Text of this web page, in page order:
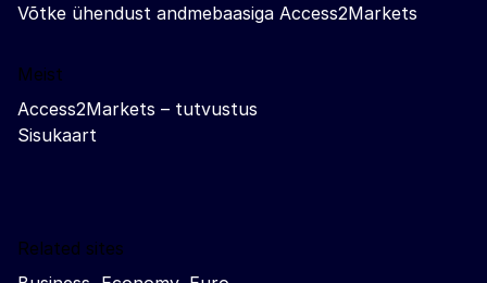
Võtke ühendust andmebaasiga Access2Markets
Meist
Access2Markets – tutvustus
Sisukaart
Related sites